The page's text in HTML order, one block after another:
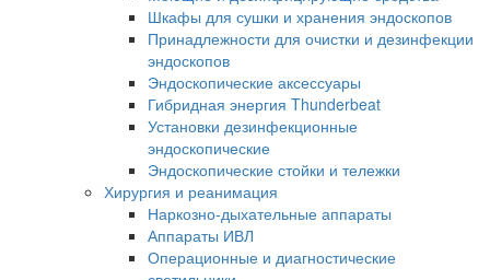
Шкафы для сушки и хранения эндоскопов
Принадлежности для очистки и дезинфекции
эндоскопов
Эндоскопические аксессуары
Гибридная энергия Thunderbeat
Установки дезинфекционные
эндоскопические
Эндоскопические стойки и тележки
Хирургия и реанимация
Наркозно-дыхательные аппараты
Аппараты ИВЛ
Операционные и диагностические